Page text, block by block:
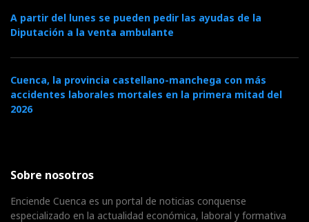
A partir del lunes se pueden pedir las ayudas de la
Diputación a la venta ambulante
Cuenca, la provincia castellano-manchega con más
accidentes laborales mortales en la primera mitad del
2026
Sobre nosotros
Enciende Cuenca es un portal de noticias conquense
especializado en la actualidad económica, laboral y formativa